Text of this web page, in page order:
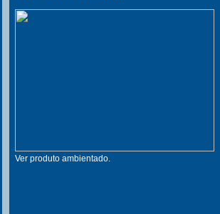
Ver produto ambientado.